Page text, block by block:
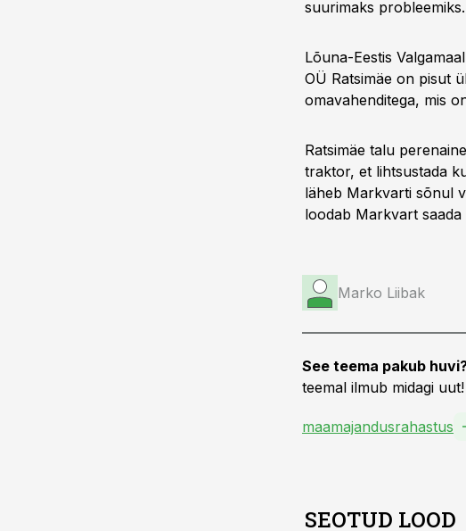
suurimaks probleemiks.
Lõuna-Eestis
OÜ Ratsimäe on pisut
omavahenditega, mis
Ratsimäe talu
traktor, et lihtsustada
läheb Markvarti sõnul
loodab Markvart saada
Marko Liibak
See teema pakub
teemal ilmub midagi uut!
maamajandusrahastus
SEOTUD LOOD